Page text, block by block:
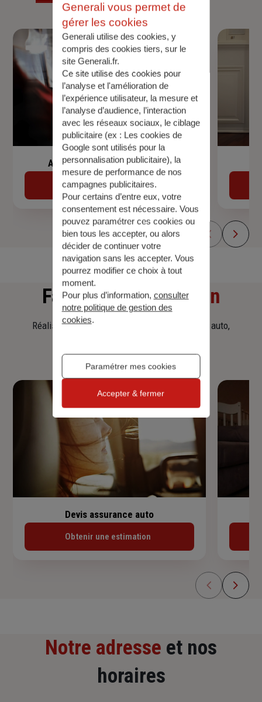
Assurance de prêt immobilier
Découvrir
Faitesune simulation
Réalisez une simulation tarifaire d'assurance, auto,
Devis assurance auto
Obtenir une estimation
Notre adresse et nos
horaires
Generali vous permet de
gérer les cookies
Generali utilise des cookies, y
compris des cookies tiers, sur le
site Generali.fr.
Ce site utilise des cookies pour
l’analyse et l'amélioration de
l’expérience utilisateur, la mesure et
l’analyse d’audience, l’interaction
avec les réseaux sociaux, le ciblage
publicitaire (ex : Les cookies de
Google sont utilisés pour la
personnalisation publicitaire), la
mesure de performance de nos
campagnes publicitaires.
Pour certains d’entre eux, votre
consentement est nécessaire. Vous
pouvez paramétrer ces cookies ou
bien tous les accepter, ou alors
décider de continuer votre
navigation sans les accepter. Vous
pourrez modifier ce choix à tout
moment.
Pour plus d’information, consulter
notre politique de gestion des
cookies.
Paramétrer mes cookies
Accepter & fermer